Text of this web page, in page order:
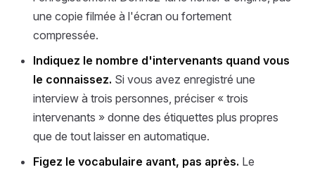
une copie filmée à l'écran ou fortement
compressée.
Indiquez le nombre d'intervenants quand vous
le connaissez. Si vous avez enregistré une
interview à trois personnes, préciser « trois
intervenants » donne des étiquettes plus propres
que de tout laisser en automatique.
Figez le vocabulaire avant, pas après. Le